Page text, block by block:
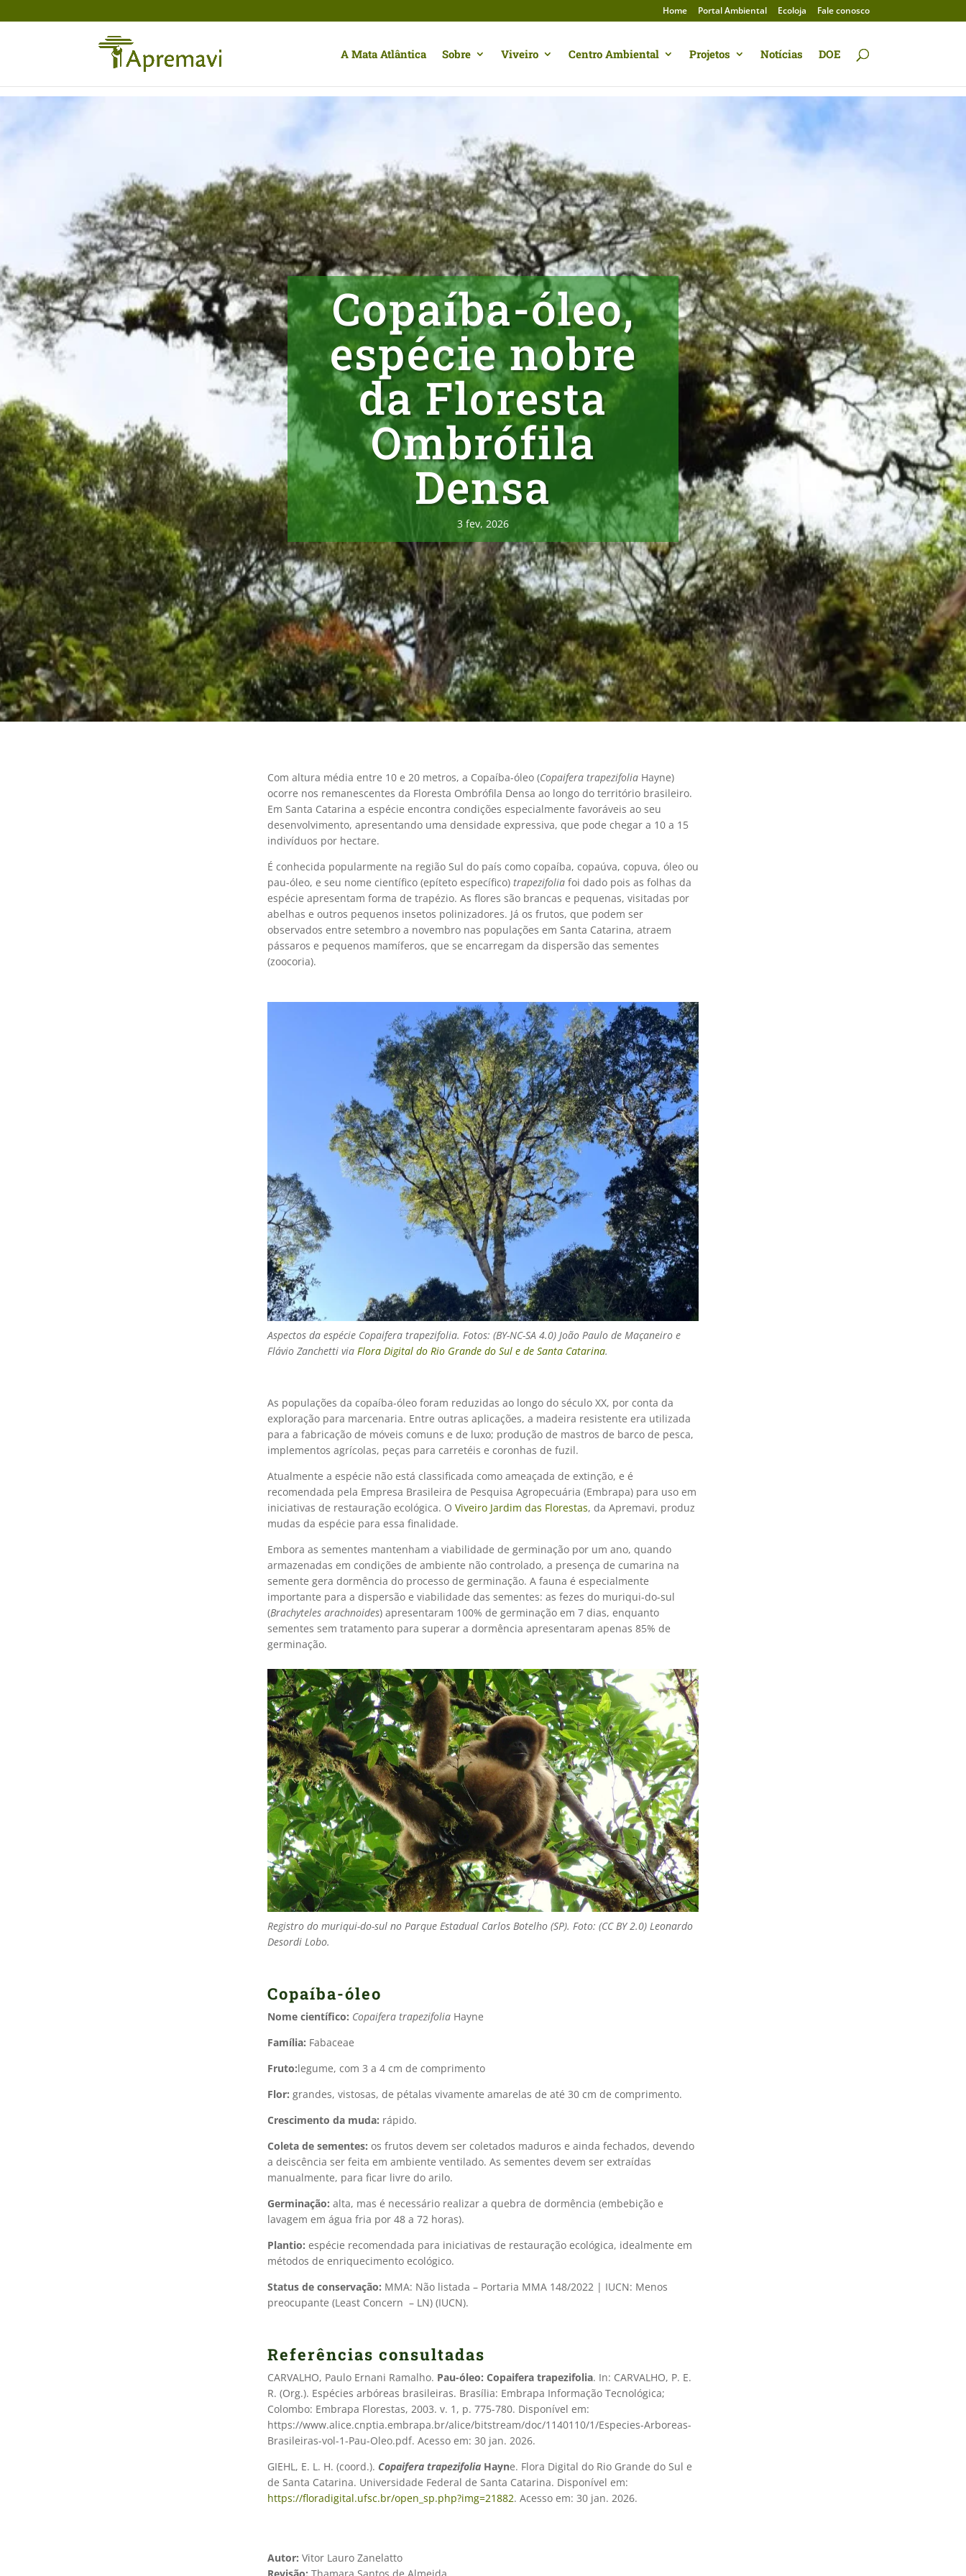
Home Portal Ambiental Ecoloja Fale conosco
A Mata Atlântica Sobre Viveiro Centro Ambiental Projetos Notícias DOE
Copaíba-óleo,
espécie nobre
da Floresta
Ombrófila
Densa
3 fev, 2026
Com altura média entre 10 e 20 metros, a Copaíba-óleo (Copaifera trapezifolia Hayne)
ocorre nos remanescentes da Floresta Ombrófila Densa ao longo do território brasileiro.
Em Santa Catarina a espécie encontra condições especialmente favoráveis ao seu
desenvolvimento, apresentando uma densidade expressiva, que pode chegar a 10 a 15
indivíduos por hectare.
É conhecida popularmente na região Sul do país como copaíba, copaúva, copuva, óleo ou
pau-óleo, e seu nome científico (epíteto específico) trapezifolia foi dado pois as folhas da
espécie apresentam forma de trapézio. As flores são brancas e pequenas, visitadas por
abelhas e outros pequenos insetos polinizadores. Já os frutos, que podem ser
observados entre setembro a novembro nas populações em Santa Catarina, atraem
pássaros e pequenos mamíferos, que se encarregam da dispersão das sementes
(zoocoria).
Aspectos da espécie Copaifera trapezifolia. Fotos: (BY-NC-SA 4.0) João Paulo de Maçaneiro e
Flávio Zanchetti via Flora Digital do Rio Grande do Sul e de Santa Catarina.
As populações da copaíba-óleo foram reduzidas ao longo do século XX, por conta da
exploração para marcenaria. Entre outras aplicações, a madeira resistente era utilizada
para a fabricação de móveis comuns e de luxo; produção de mastros de barco de pesca,
implementos agrícolas, peças para carretéis e coronhas de fuzil.
Atualmente a espécie não está classificada como ameaçada de extinção, e é
recomendada pela Empresa Brasileira de Pesquisa Agropecuária (Embrapa) para uso em
iniciativas de restauração ecológica. O Viveiro Jardim das Florestas, da Apremavi, produz
mudas da espécie para essa finalidade.
Embora as sementes mantenham a viabilidade de germinação por um ano, quando
armazenadas em condições de ambiente não controlado, a presença de cumarina na
semente gera dormência do processo de germinação. A fauna é especialmente
importante para a dispersão e viabilidade das sementes: as fezes do muriqui-do-sul
(Brachyteles arachnoides) apresentaram 100% de germinação em 7 dias, enquanto
sementes sem tratamento para superar a dormência apresentaram apenas 85% de
germinação.
Registro do muriqui-do-sul no Parque Estadual Carlos Botelho (SP). Foto: (CC BY 2.0) Leonardo
Desordi Lobo.
Copaíba-óleo
Nome científico: Copaifera trapezifolia Hayne
Família: Fabaceae
Fruto:legume, com 3 a 4 cm de comprimento
Flor: grandes, vistosas, de pétalas vivamente amarelas de até 30 cm de comprimento.
Crescimento da muda: rápido.
Coleta de sementes: os frutos devem ser coletados maduros e ainda fechados, devendo
a deiscência ser feita em ambiente ventilado. As sementes devem ser extraídas
manualmente, para ficar livre do arilo.
Germinação: alta, mas é necessário realizar a quebra de dormência (embebição e
lavagem em água fria por 48 a 72 horas).
Plantio: espécie recomendada para iniciativas de restauração ecológica, idealmente em
métodos de enriquecimento ecológico.
Status de conservação: MMA: Não listada – Portaria MMA 148/2022 | IUCN: Menos
preocupante (Least Concern – LN) (IUCN).
Referências consultadas
CARVALHO, Paulo Ernani Ramalho. Pau-óleo: Copaifera trapezifolia. In: CARVALHO, P. E.
R. (Org.). Espécies arbóreas brasileiras. Brasília: Embrapa Informação Tecnológica;
Colombo: Embrapa Florestas, 2003. v. 1, p. 775-780. Disponível em:
https://www.alice.cnptia.embrapa.br/alice/bitstream/doc/1140110/1/Especies-Arboreas-
Brasileiras-vol-1-Pau-Oleo.pdf. Acesso em: 30 jan. 2026.
GIEHL, E. L. H. (coord.). Copaifera trapezifolia Hayne. Flora Digital do Rio Grande do Sul e
de Santa Catarina. Universidade Federal de Santa Catarina. Disponível em:
https://floradigital.ufsc.br/open_sp.php?img=21882. Acesso em: 30 jan. 2026.
Autor: Vitor Lauro Zanelatto
Revisão: Thamara Santos de Almeida